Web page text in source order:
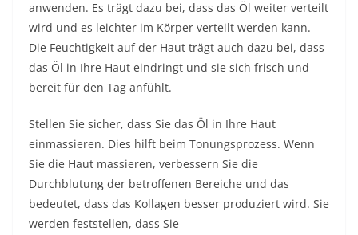
anwenden. Es trägt dazu bei, dass das Öl weiter verteilt
wird und es leichter im Körper verteilt werden kann.
Die Feuchtigkeit auf der Haut trägt auch dazu bei, dass
das Öl in Ihre Haut eindringt und sie sich frisch und
bereit für den Tag anfühlt.
Stellen Sie sicher, dass Sie das Öl in Ihre Haut
einmassieren. Dies hilft beim Tonungsprozess. Wenn
Sie die Haut massieren, verbessern Sie die
Durchblutung der betroffenen Bereiche und das
bedeutet, dass das Kollagen besser produziert wird. Sie
werden feststellen, dass Sie